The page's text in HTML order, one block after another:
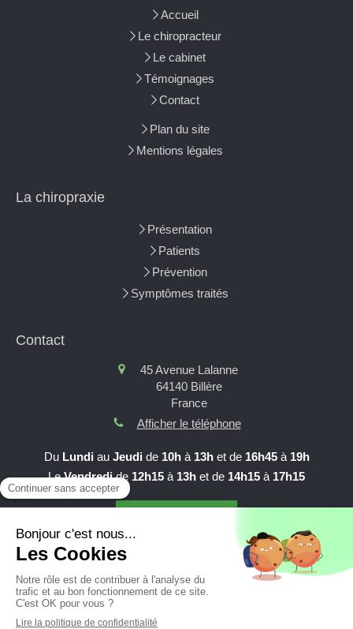
Accueil
Le chiropracteur
Le cabinet
Témoignages
Contact
Plan du site
Mentions légales
La chiropraxie
Présentation
Patients
Prévention
Symptômes traités
Contact
45 Avenue Lalanne
64140 Billère
France
Afficher le téléphone
Du Lundi au Jeudi de 10hà 13het de 16h45à 19h
LeVendredide 12h15 à 13h et de 14h15 à 17h15
Création et référencement du site par Simplébo